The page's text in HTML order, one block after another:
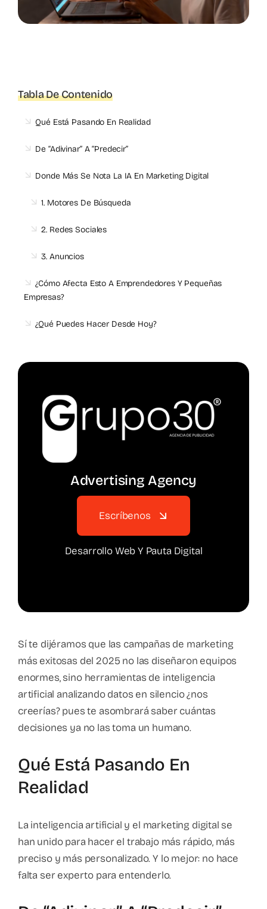
Tabla De Contenido
Qué Está Pasando En Realidad
De “adivinar” A “predecir”
Donde Más Se Nota La IA En Marketing Digital
1. Motores De Búsqueda
2. Redes Sociales
3. Anuncios
¿Cómo Afecta Esto A Emprendedores Y Pequeñas
Empresas?
¿Qué Puedes Hacer Desde Hoy?
Advertising Agency
Escríbenos
Desarrollo Web Y Pauta Digital
Sí te dijéramos que las campañas de marketing
más exitosas del 2025 no las diseñaron equipos
enormes, sino herramientas de inteligencia
artificial analizando datos en silencio ¿nos
creerías? pues te asombrará saber cuántas
decisiones ya no las toma un humano.
Qué Está Pasando En
Realidad
La inteligencia artificial y el marketing digital se
han unido para hacer el trabajo más rápido, más
preciso y más personalizado. Y lo mejor: no hace
falta ser experto para entenderlo.